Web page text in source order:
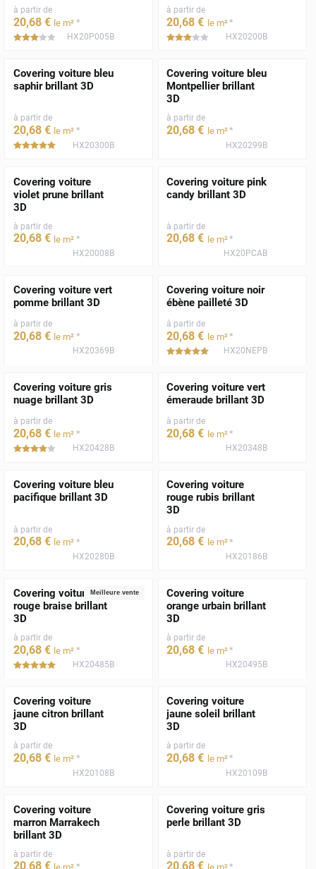
à partir de
20,68 € le m² *
***** HX20P005B
à partir de
20,68 € le m²*
***** HX20200B
Covering voiture bleu
saphir brillant 3D
à partir de
20,68 € le m² *
*****HX20300B
Covering voiture bleu
Montpellier brillant
3D
à partir de
20,68 € le m²*
HX20299B
Covering voiture
violet prune brillant
3D
à partir de
20,68 € le m² *
HX20008B
Covering voiture pink
candy brillant 3D
à partir de
20,68 € le m²*
HX20PCAB
Covering voiture vert
pomme brillant 3D
à partir de
20,68 € le m² *
HX20369B
Covering voiture noir
ébène pailleté 3D
à partir de
20,68 € le m²*
*****HX20NEPB
Covering voiture gris
nuage brillant 3D
à partir de
20,68 € le m² *
***** HX20428B
Covering voiture vert
émeraude brillant 3D
à partir de
20,68 € le m²*
HX20348B
Covering voiture bleu
pacifique brillant 3D
à partir de
20,68 € le m² *
HX20280B
Covering voiture
rouge rubis brillant
3D
à partir de
20,68 € le m²*
HX20186B
Meilleure vente
Covering voiture
rouge braise brillant
3D
à partir de
20,68 € le m² *
*****HX20485B
Covering voiture
orange urbain brillant
3D
à partir de
20,68 € le m²*
HX20495B
Covering voiture
jaune citron brillant
3D
à partir de
20,68 € le m² *
HX20108B
Covering voiture
jaune soleil brillant
3D
à partir de
20,68 € le m²*
HX20109B
Covering voiture
marron Marrakech
brillant 3D
à partir de
20,68 € *
Covering voiture gris
perle brillant 3D
à partir de
20,68 € *